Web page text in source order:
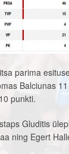
parima
Balciunas
punkti.
Gluditis
ning Egert